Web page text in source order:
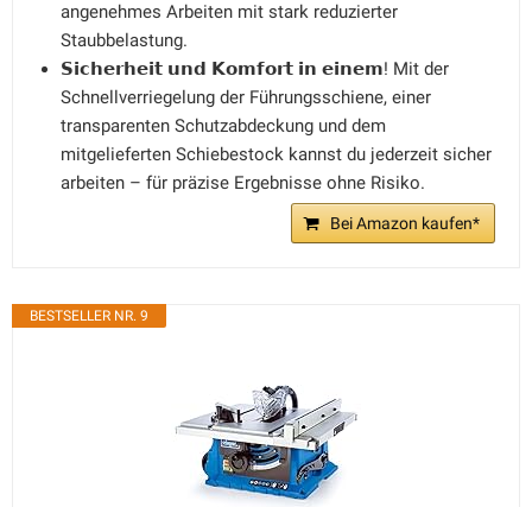
angenehmes Arbeiten mit stark reduzierter
Staubbelastung.
𝗦𝗶𝗰𝗵𝗲𝗿𝗵𝗲𝗶𝘁 𝘂𝗻𝗱 𝗞𝗼𝗺𝗳𝗼𝗿𝘁 𝗶𝗻 𝗲𝗶𝗻𝗲𝗺! Mit der
Schnellverriegelung der Führungsschiene, einer
transparenten Schutzabdeckung und dem
mitgelieferten Schiebestock kannst du jederzeit sicher
arbeiten – für präzise Ergebnisse ohne Risiko.
Bei Amazon kaufen*
BESTSELLER NR. 9